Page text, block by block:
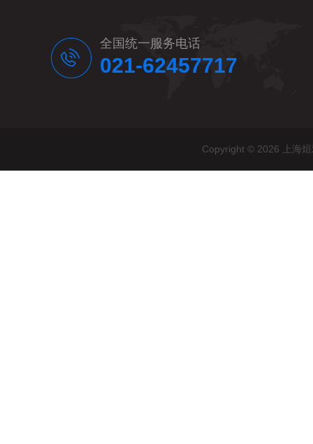
全国统一服务电话
021-62457717
Copyright © 2026 上海